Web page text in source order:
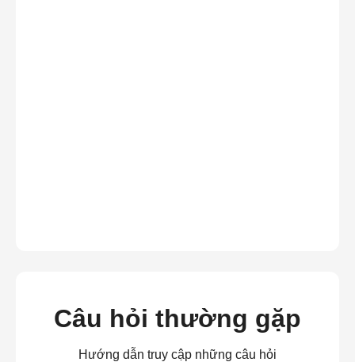
Câu hỏi thường gặp
Hướng dẫn truy cập những câu hỏi